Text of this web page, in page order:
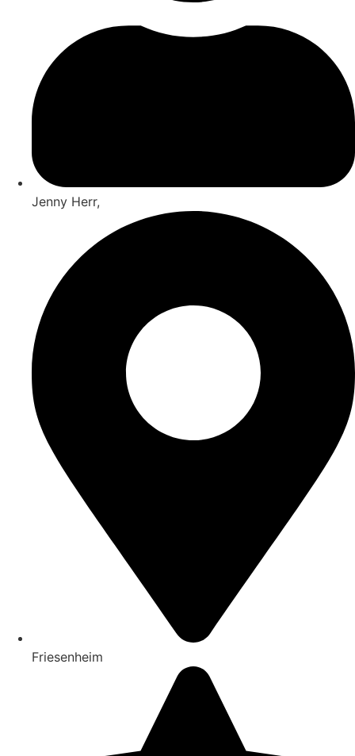
Jenny Herr,
Friesenheim